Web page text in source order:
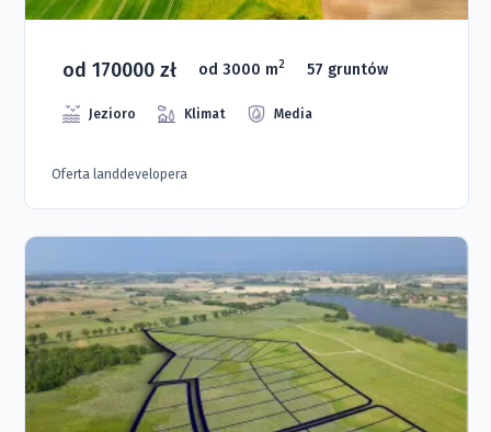
od 170000 zł od 3000 m2 57 gruntów
Jezioro Klimat Media
Oferta landdevelopera